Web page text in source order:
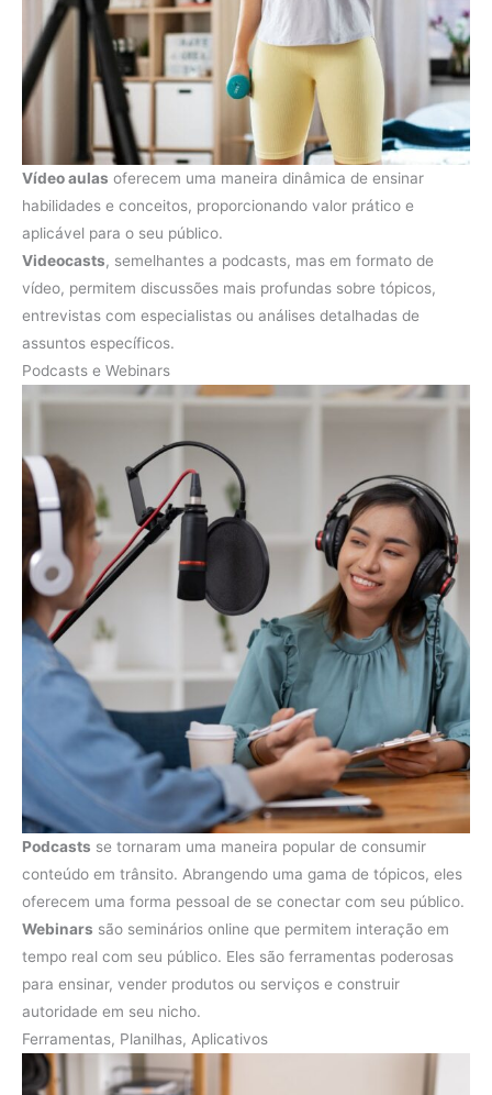
Vídeo aulas oferecem uma maneira dinâmica de ensinar
habilidades e conceitos, proporcionando valor prático e
aplicável para o seu público.
Videocasts, semelhantes a podcasts, mas em formato de
vídeo, permitem discussões mais profundas sobre tópicos,
entrevistas com especialistas ou análises detalhadas de
assuntos específicos.
Podcasts e Webinars
Podcasts se tornaram uma maneira popular de consumir
conteúdo em trânsito. Abrangendo uma gama de tópicos, eles
oferecem uma forma pessoal de se conectar com seu público.
Webinars são seminários online que permitem interação em
tempo real com seu público. Eles são ferramentas poderosas
para ensinar, vender produtos ou serviços e construir
autoridade em seu nicho.
Ferramentas, Planilhas, Aplicativos